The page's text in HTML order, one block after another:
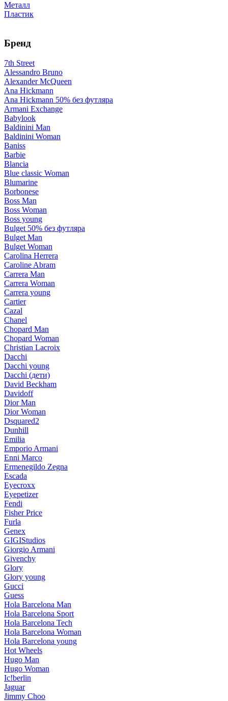
Металл
Пластик
Бренд
7th Street
Alessandro Bruno
Alexander McQueen
Ana Hickmann
Ana Hickmann 50% без футляра
Armani Exchange
Babylook
Baldinini Man
Baldinini Woman
Baniss
Barbie
Blancia
Blue classic Woman
Blumarine
Borbonese
Boss Man
Boss Woman
Boss young
Bulget 50% без футляра
Bulget Man
Bulget Woman
Carolina Herrera
Caroline Abram
Carrera Man
Carrera Woman
Carrera young
Cartier
Cazal
Chanel
Chopard Man
Chopard Woman
Christian Lacroix
Dacchi
Dacchi young
Dacchi (дети)
David Beckham
Davidoff
Dior Man
Dior Woman
Dsquared2
Dunhill
Emilia
Emporio Armani
Enni Marco
Ermenegildo Zegna
Escada
Eyecroxx
Eyepetizer
Fendi
Fisher Price
Furla
Genex
GIGIStudios
Giorgio Armani
Givenchy
Glory
Glory young
Gucci
Guess
Hola Barcelona Man
Hola Barcelona Sport
Hola Barcelona Tech
Hola Barcelona Woman
Hola Barcelona young
Hot Wheels
Hugo Man
Hugo Woman
Ic!berlin
Jaguar
Jimmy Choo